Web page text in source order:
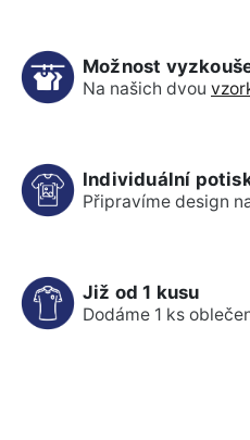
Možnost
Na našich dvou
Individuální
Připravíme design
Již od 1 kusu
Dodáme 1 ks